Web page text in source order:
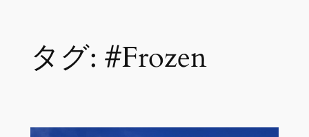
タグ: #Frozen